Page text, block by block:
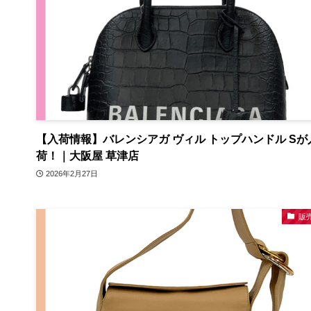
【入荷情報】バレンシアガ ヴィル トップハンドル Sが
荷！｜大阪屋 草津店
2026年2月27日
販